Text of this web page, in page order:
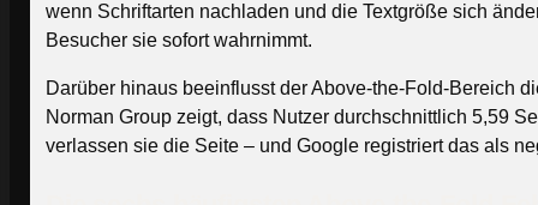
wenn Schriftarten nachladen und die Textgröße sich
Besucher sie sofort wahrnimmt.
Darüber hinaus beeinflusst der Above-the-Fold-Bereich
Norman Group zeigt, dass Nutzer durchschnittlich 5,59
verlassen sie die Seite – und Google registriert das als